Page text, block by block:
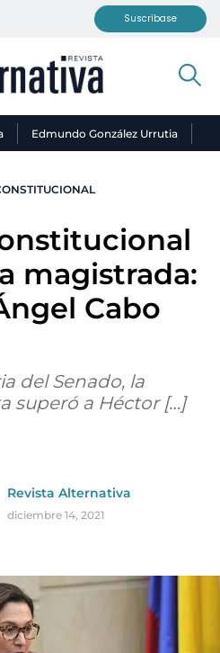
Suscríbase
Edmundo González Urrutia
magistrada:
Cabo
del Senado, la
superó a Héctor […]
Revista Alternativa
diciembre 14, 2021